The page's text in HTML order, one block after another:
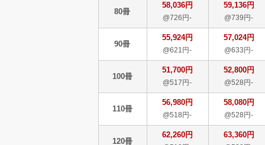
80冊
58,036円
@726円-
59,136円
@739円-
90冊
55,924円
@621円-
57,024円
@633円-
100冊
51,700円
@517円-
52,800円
@528円-
110冊
56,980円
@518円-
58,080円
@528円-
120冊
62,260円 63,360円